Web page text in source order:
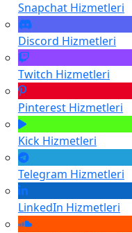
Snapchat Hizmetleri
Discord Hizmetleri
Twitch Hizmetleri
Pinterest Hizmetleri
Kick Hizmetleri
Telegram Hizmetleri
LinkedIn Hizmetleri